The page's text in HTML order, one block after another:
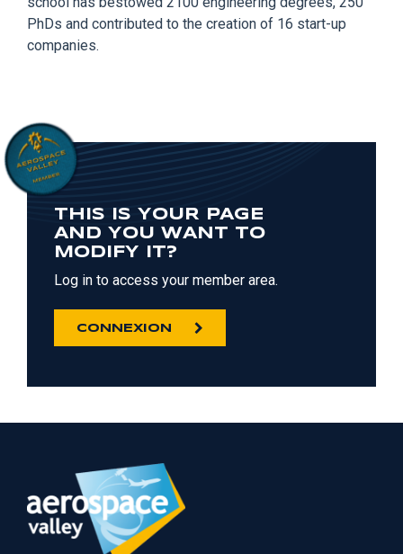
PhDs and contributed to the creation of 16 start-up
companies.
THIS IS YOUR PAGE
AND YOU WANT TO
MODIFY IT?
Log in to access your member area.
CONNEXION